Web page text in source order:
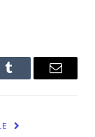
Tumblr Email